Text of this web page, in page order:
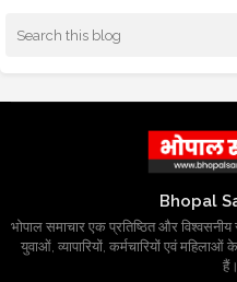
Bhopal
भोपाल समाचार एक प्रतिष्ठित और विश्वसनीय
युवाओं, व्यापारियों, कर्मचारियों एवं
हैं।